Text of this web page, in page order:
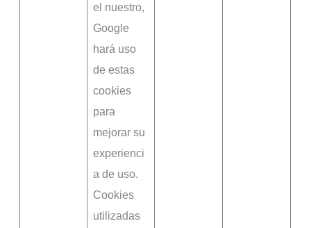
el nuestro,
Google
hará uso
de estas
cookies
para
mejorar su
experienci
a de uso.
Cookies
utilizadas